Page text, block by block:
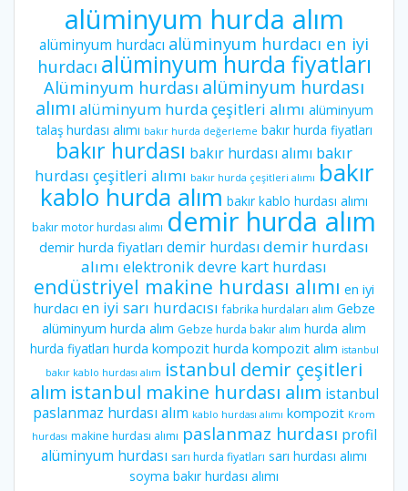
alüminyum hurda alım
alüminyum hurdacı alüminyum hurdacı en iyi
hurdacı alüminyum hurda fiyatları
Alüminyum hurdası alüminyum hurdası
alımı alüminyum hurda çeşitleri alımı alüminyum
talaş hurdası alımı bakır hurda değerleme bakır hurda fiyatları
bakır hurdası bakır hurdası alımı bakır
hurdası çeşitleri alımı bakır hurda çeşitleri alımı bakır
kablo hurda alım bakır kablo hurdası alımı
bakır motor hurdası alımı demir hurda alım
demir hurda fiyatları demir hurdası demir hurdası
alımı elektronik devre kart hurdası
endüstriyel makine hurdası alımı en iyi
hurdacı en iyi sarı hurdacısı fabrika hurdaları alım Gebze
alüminyum hurda alım Gebze hurda bakır alım hurda alım
hurda fiyatları hurda kompozit hurda kompozit alım istanbul
bakır kablo hurdası alım istanbul demir çeşitleri
alım istanbul makine hurdası alım istanbul
paslanmaz hurdası alım kablo hurdası alımı kompozit Krom
hurdası makine hurdası alımı paslanmaz hurdası profil
alüminyum hurdası sarı hurda fiyatları sarı hurdası alımı
soyma bakır hurdası alımı